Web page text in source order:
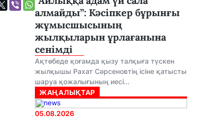
алмайды”: Кәсіпкер бұрынғы
жұмысшысының
жылқыларын ұрлағанына
сенімді
Ақтөбеде қоғамда қызу талқыға түскен
жылқышы Рахат Сәрсеновтің ісіне қатысты
шаруа қожалығының иесі...
ЖАҢАЛЫҚТАР
05.08.2026